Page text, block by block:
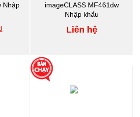
Nhập
imageCLASS MF461dw
Nhập khẩu
Liên hệ